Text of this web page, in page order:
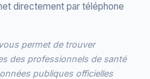
directement par téléphone
permet de trouver
des professionnels de santé
publiques officielles